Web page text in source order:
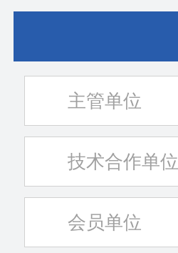
主管单位
技术合作单位
会员单位